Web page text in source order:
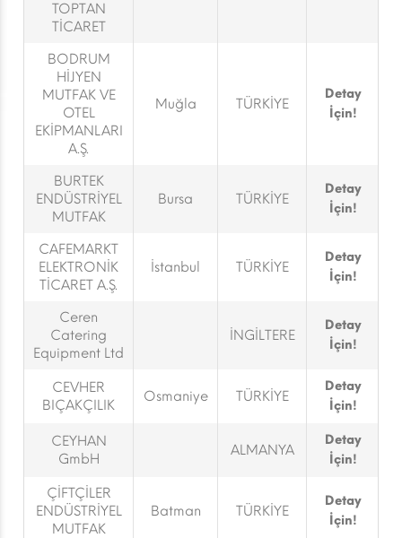
TOPTAN
TİCARET
BODRUM
HİJYEN
MUTFAK VE
OTEL
EKİPMANLARI
A.Ş.
Muğla TÜRKİYE
Detay
İçin!
BURTEK
ENDÜSTRİYEL
MUTFAK
Bursa TÜRKİYE
Detay
İçin!
CAFEMARKT
ELEKTRONİK
TİCARET A.Ş.
İstanbul TÜRKİYE
Detay
İçin!
Ceren
Catering
Equipment Ltd
İNGİLTERE
Detay
İçin!
CEVHER
BIÇAKÇILIK
Osmaniye TÜRKİYE
Detay
İçin!
CEYHAN
GmbH
ALMANYA
Detay
İçin!
ÇİFTÇİLER
ENDÜSTRİYEL
MUTFAK
Batman TÜRKİYE
Detay
İçin!